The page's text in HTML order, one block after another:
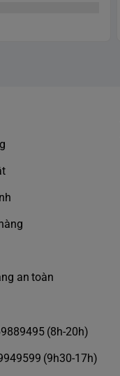
an toàn
(8h-20h)
(9h30-17h)